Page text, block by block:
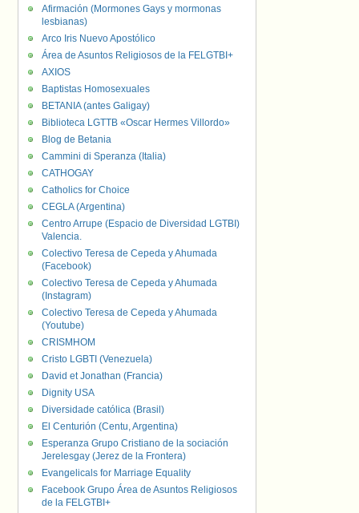
Afirmación (Mormones Gays y mormonas
lesbianas)
Arco Iris Nuevo Apostólico
Área de Asuntos Religiosos de la FELGTBI+
AXIOS
Baptistas Homosexuales
BETANIA (antes Galigay)
Biblioteca LGTTB «Oscar Hermes Villordo»
Blog de Betania
Cammini di Speranza (Italia)
CATHOGAY
Catholics for Choice
CEGLA (Argentina)
Centro Arrupe (Espacio de Diversidad LGTBI)
Valencia.
Colectivo Teresa de Cepeda y Ahumada
(Facebook)
Colectivo Teresa de Cepeda y Ahumada
(Instagram)
Colectivo Teresa de Cepeda y Ahumada
(Youtube)
CRISMHOM
Cristo LGBTI (Venezuela)
David et Jonathan (Francia)
Dignity USA
Diversidade católica (Brasil)
El Centurión (Centu, Argentina)
Esperanza Grupo Cristiano de la sociación
Jerelesgay (Jerez de la Frontera)
Evangelicals for Marriage Equality
Facebook Grupo Área de Asuntos Religiosos
de la FELGTBI+